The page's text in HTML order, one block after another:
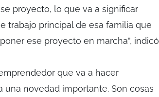
proyecto, lo que va a significar
trabajo principal de esa familia que
ese proyecto en marcha”, indicó
que va a hacer
una novedad importante. Son cosas